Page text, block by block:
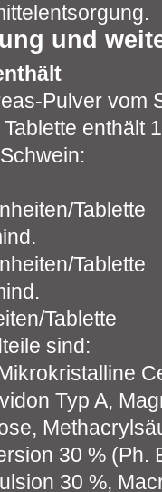
und
Pulver vom
enthält
Tablette
Tablette
Tablette
sind:
Typ A,
30 % (Ph.
30 %,